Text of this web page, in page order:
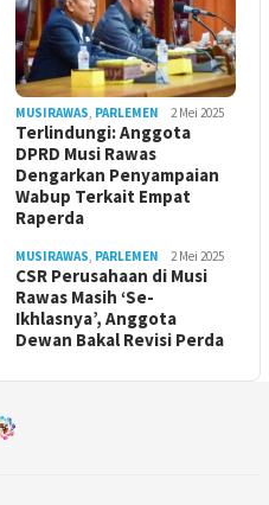
MUSIRAWAS, PARLEMEN 2 Mei 2025
Terlindungi: Anggota
DPRD Musi Rawas
Dengarkan Penyampaian
Wabup Terkait Empat
Raperda
MUSIRAWAS, PARLEMEN 2 Mei 2025
CSR Perusahaan di Musi
Rawas Masih ‘Se-
Ikhlasnya’, Anggota
Dewan Bakal Revisi Perda ‎